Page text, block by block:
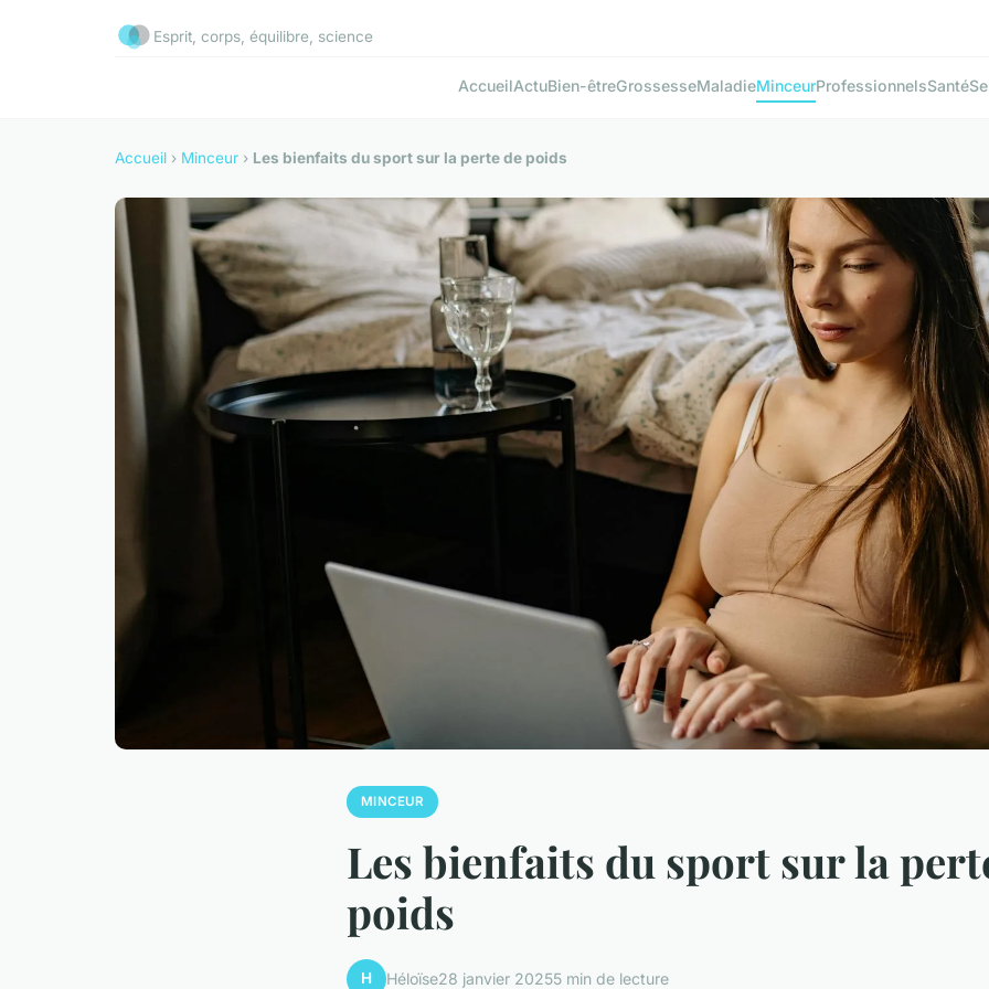
Esprit, corps, équilibre, science
AccueilActuBien-êtreGrossesseMaladieMinceurProfessionnelsSanté
Accueil › Minceur › Les bienfaits du sport sur la perte de poids
MINCEUR
Les bienfaits du sport sur la
poids
H Héloïse28 janvier 20255 min de lecture